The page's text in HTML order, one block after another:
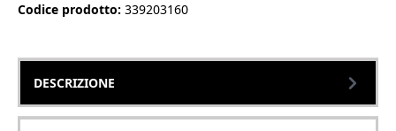
Codice prodotto: 339203160
DESCRIZIONE